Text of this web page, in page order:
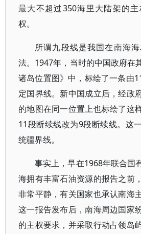
最大不超过350海里大陆架的
权。
所谓九段线是我国在南海
法。1947年，当时的中国政府在
诸岛位置图》中，标绘了一条由
定国界线。新中国成立后，经政
的地图在同一位置上也标绘了这
11段断续线改为9段断续线。这
统疆界线。
事实上，早在1968年联合国
海拥有丰富石油资源的报告之前
非常平静，有关国家也承认南海
这一报告发布后，南海周边国家
的主权要求，并采取行动占领岛